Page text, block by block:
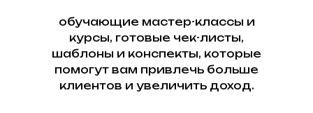
обучающие мастер-классы и
курсы, готовые чек-листы,
шаблоны и конспекты, которые
помогут вам привлечь больше
клиентов и увеличить доход.